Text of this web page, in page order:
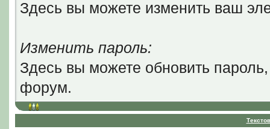
Здесь вы можете изменить ваш
Изменить пароль:
Здесь вы можете обновить
форум.